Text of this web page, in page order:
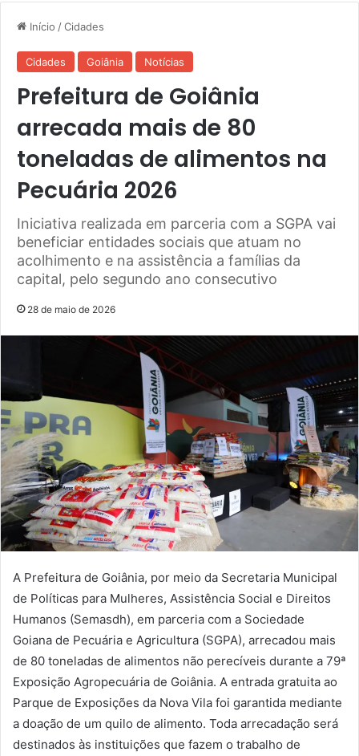
Início /Cidades
Cidades Goiânia Notícias
Prefeitura de Goiânia
arrecada mais de 80
toneladas de alimentos na
Pecuária 2026
Iniciativa realizada em parceria com a SGPA vai
beneficiar entidades sociais que atuam no
acolhimento e na assistência a famílias da
capital, pelo segundo ano consecutivo
28 de maio de 2026
A Prefeitura de Goiânia, por meio da Secretaria Municipal
de Políticas para Mulheres, Assistência Social e Direitos
Humanos (Semasdh), em parceria com a Sociedade
Goiana de Pecuária e Agricultura (SGPA), arrecadou mais
de 80 toneladas de alimentos não perecíveis durante a 79ª
Exposição Agropecuária de Goiânia. A entrada gratuita ao
Parque de Exposições da Nova Vila foi garantida mediante
a doação de um quilo de alimento. Toda arrecadação será
destinados às instituições que fazem o trabalho de